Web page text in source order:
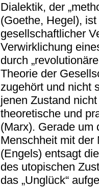
Dialektik, der
(Goethe, He­gel),
gesellschaftlicher
Verwirklichung
durch
Theorie der
zugehört und nicht
jenen Zustand
theo­retische und
(Marx). Gerade um
Menschheit mit der
(Engels) entsagt
des utopischen
das „Unglück“